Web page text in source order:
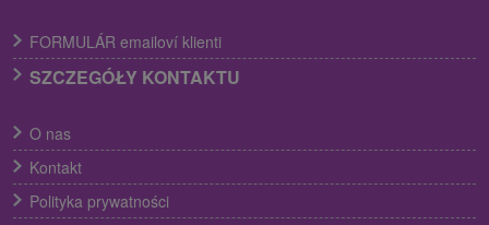
FORMULÁR emailoví klienti
SZCZEGÓŁY KONTAKTU
O nas
Kontakt
Polityka prywatności